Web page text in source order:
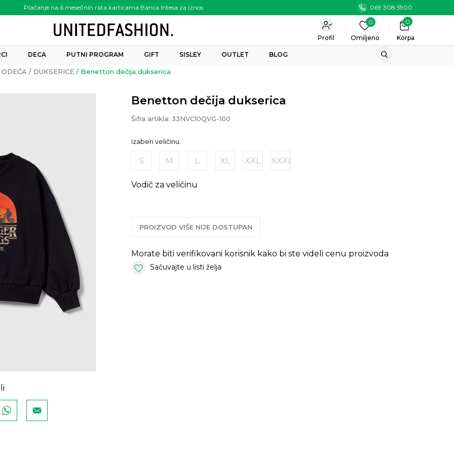
Plaćanje na 6 mesečnih rata karticama Banca Intesa za iznos
preko 6.000.00 rsd
069 308 5900
Korpa
0
0
Omiljeno
Profil
DECA PUTNI PROGRAM GIFT SISLEY OUTLET BLOG
ODEĆA DUKSERICE Benetton dečija dukserica
Benetton dečija dukserica
Šifra artikla: 33NVC10QVG-100
Izaberi veličinu:
S M L XL XXL XXXL
Vodič za veličinu
PROIZVOD VIŠE NIJE DOSTUPAN
Morate biti verifikovani korisnik kako bi ste videli cenu proizvoda
Sačuvajte u listi želja